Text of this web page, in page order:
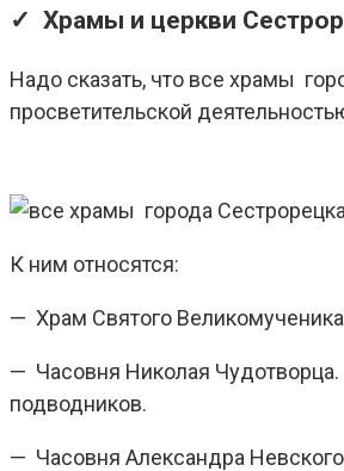
✓ Храмы и церкви
Надо сказать, что все храмы
просветительской
К ним относятся:
— Храм Святого
— Часовня Николая Чудотворца.
подводников.
— Часовня Александра